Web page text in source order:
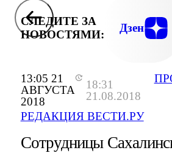
13:05 21
АВГУСТА
2018
18:31
21.08.2018
РЕДАКЦИЯ ВЕСТИ.РУ
СЛЕДИТЕ ЗА
НОВОСТЯМИ:
Дзен
Сотрудницы